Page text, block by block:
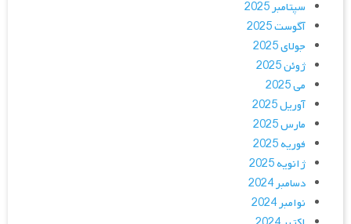
سپتامبر 2025
آگوست 2025
جولای 2025
ژوئن 2025
می 2025
آوریل 2025
مارس 2025
فوریه 2025
ژانویه 2025
دسامبر 2024
نوامبر 2024